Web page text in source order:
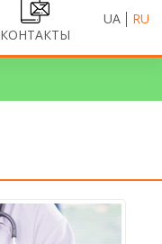
КОНТАКТЫ
UA RU